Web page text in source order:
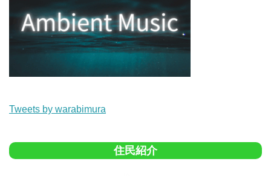
Tweets by warabimura
住民紹介